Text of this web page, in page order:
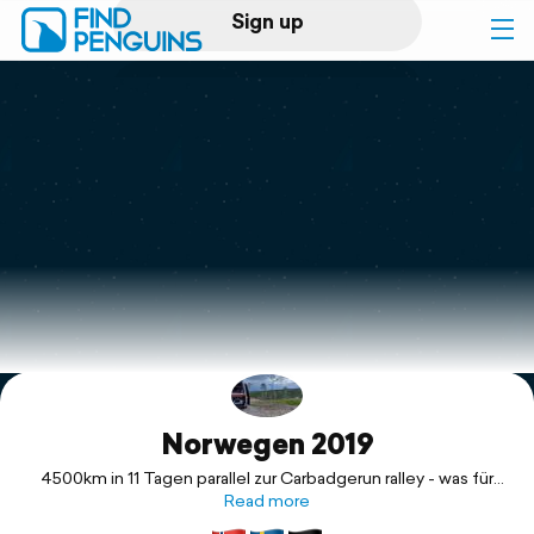
Sign up
Log in
Print a book
Flyover video
Explore
SupportNorwegen 2019
4500km in 11 Tagen parallel zur Carbadgerun ralley - was für
geandiose lustige Tage.
Jeden Tag neue Eindrücke, jeden Tag neue
Read more